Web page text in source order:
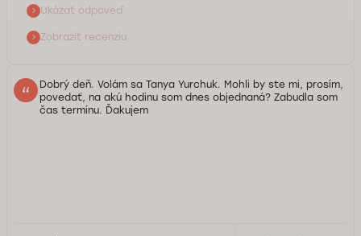
Služba kontroly kvality Doktorpro
Ukázať odpoveď
Zobraziť recenziu
Dobrý deň. Volám sa Tanya Yurchuk. Mohli by ste mi, prosím,
povedať, na akú hodinu som dnes objednaná? Zabudla som
čas termínu. Ďakujem